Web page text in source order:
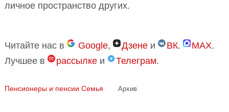
личное пространство других.
Читайте нас в Google, Дзене и ВК. MAX.
Лучшее в
рассылке и Телеграм.
Пенсионеры и пенсии Семья Архив